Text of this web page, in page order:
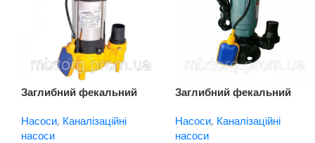
Заглибний фекальний
— 7 — 0,18
Насоси, Каналізаційні
насоси
Заглибний фекальний
1,1 A
Насоси, Каналізаційні
насоси